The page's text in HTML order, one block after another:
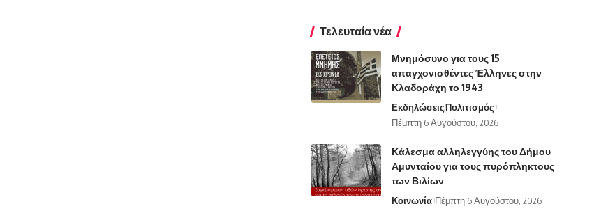
Τελευταία νέα
Μνημόσυνο για τους 15
απαγχονισθέντες Έλληνες στην
Κλαδοράχη το 1943
ΕκδηλώσειςΠολιτισμός
Πέμπτη 6 Αυγούστου, 2026
Κάλεσμα αλληλεγγύης του Δήμου
Αμυνταίου για τους πυρόπληκτους
των Βιλίων
Κοινωνία Πέμπτη 6 Αυγούστου, 2026